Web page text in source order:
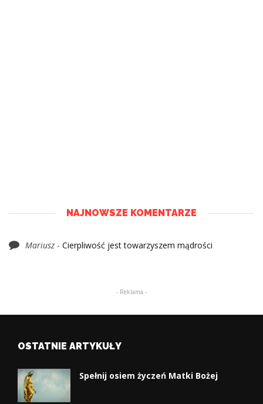
NAJNOWSZE KOMENTARZE
Mariusz - Cierpliwość jest towarzyszem mądrości
- Reklama -
OSTATNIE ARTYKUŁY
Spełnij osiem życzeń Matki Bożej